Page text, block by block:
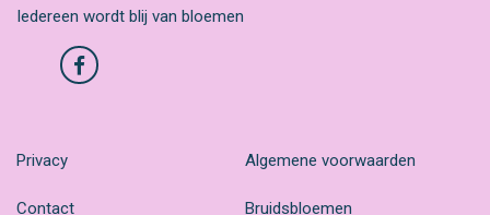
Iedereen wordt blij van bloemen
Privacy Algemene voorwaarden
Contact Bruidsbloemen